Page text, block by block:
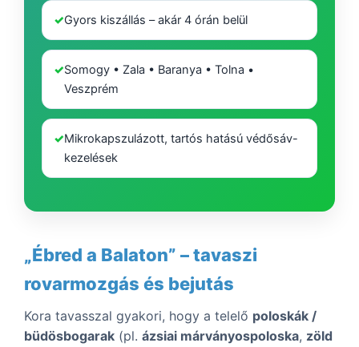
✓Gyors kiszállás – akár 4 órán belül
✓Somogy • Zala • Baranya • Tolna •
Veszprém
✓Mikrokapszulázott, tartós hatású védősáv-
kezelések
„Ébred a Balaton” – tavaszi
rovarmozgás és bejutás
Kora tavasszal gyakori, hogy a telelő poloskák /
büdösbogarak (pl. ázsiai márványospoloska, zöld